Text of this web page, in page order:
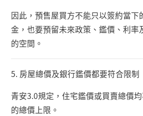
因此，預售屋買方不能只以簽約當下
金，也要預留未來政策、鑑價、利率
的空間。
5. 房屋總價及銀行鑑價都要符合限制
青安3.0規定，住宅鑑價或買賣總價
的總價上限。